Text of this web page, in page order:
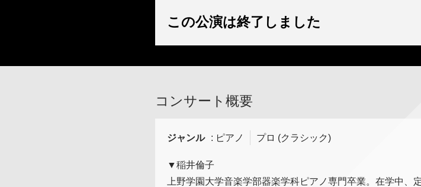
この公演は終了しました
コンサート概要
ジャンル : ピアノ プロ (クラシック)
▼稲井倫子
上野学園大学音楽学部器楽学科ピアノ専門卒業。在学中